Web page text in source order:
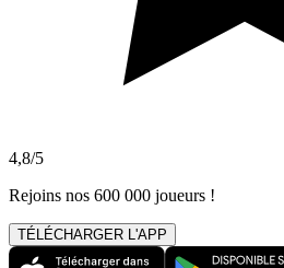
4,8/5
Rejoins nos 600 000 joueurs !
TÉLÉCHARGER L'APP